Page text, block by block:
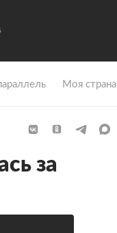
Моя страна
за